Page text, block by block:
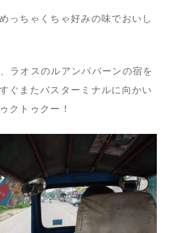
っちゃくちゃ好みの味でおいし
ラオスのルアンパバーンの宿を
ぐまたバスターミナルに向かい
クトゥクー！